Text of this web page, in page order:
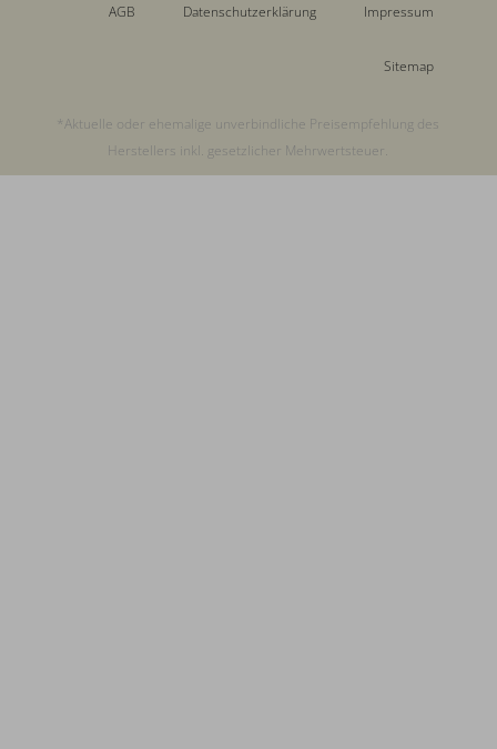
AGB Datenschutzerklärung Impressum
Sitemap
*Aktuelle oder ehemalige unverbindliche Preisempfehlung des
Herstellers inkl. gesetzlicher Mehrwertsteuer.